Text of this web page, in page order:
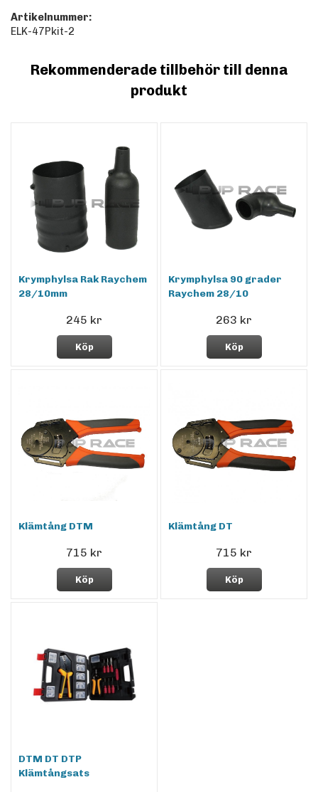
Artikelnummer:
ELK-47Pkit-2
Rekommenderade tillbehör till denna
produkt
Krymphylsa Rak Raychem
28/10mm
245 kr
Köp
Krymphylsa 90 grader
Raychem 28/10
263 kr
Köp
Klämtång DTM
715 kr
Köp
Klämtång DT
715 kr
Köp
DTM DT DTP
Klämtångsats